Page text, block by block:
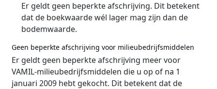
Er geldt geen beperkte afschrijving. Dit betekent
dat de boekwaarde wél lager mag zijn dan de
bodemwaarde.
Geen beperkte afschrijving voor milieubedrijfsmiddelen
Er geldt geen beperkte afschrijving meer voor
VAMIL-milieubedrijfsmiddelen die u op of na 1
januari 2009 hebt gekocht. Dit betekent dat de